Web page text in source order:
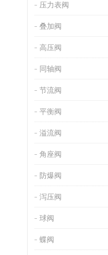
压力表阀
叠加阀
高压阀
同轴阀
节流阀
平衡阀
溢流阀
角座阀
防爆阀
泻压阀
球阀
蝶阀